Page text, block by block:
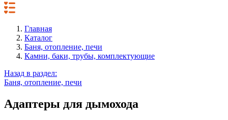
Главная
Каталог
Баня, отопление, печи
Камни, баки, трубы, комплектующие
Назад в раздел:
Баня, отопление, печи
Адаптеры для дымохода